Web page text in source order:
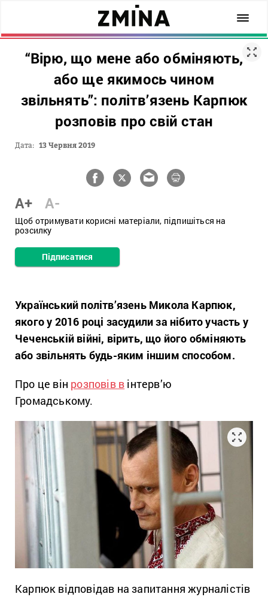
“Вірю, що мене або обміняють,
або ще якимось чином
звільнять”: політв’язень Карпюк
розповів про свій стан
Дата: 13 Червня 2019
A+ A-
Щоб отримувати корисні матеріали, підпишіться на
розсилку
Підписатися
Український політв’язень Микола Карпюк,
якого у 2016 році засудили за нібито участь у
Чеченській війні, вірить, що його обміняють
або звільнять будь-яким іншим способом.
Про це він розповів в інтерв’ю
Громадському.
Карпюк відповідав на запитання журналістів